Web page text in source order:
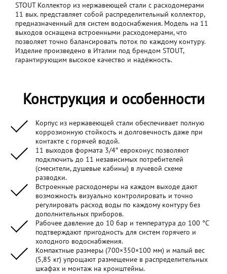
STOUT Коллектор из нержавеющей стали с расходомерами
11 вых. представляет собой распределительный коллектор,
предназначенный для систем водоснабжения. Модель на 11
выходов оснащена встроенными расходомерами, что
позволяет точно балансировать поток по каждому контуру.
Изделие произведено в Италии под брендом STOUT,
гарантирующим высокое качество и надёжность.
Конструкция и особенности
Корпус из нержавеющей стали обеспечивает полную
коррозионную стойкость и долговечность даже при
контакте с горячей водой.
11 выходов формата 3/4″ евроконус позволяют
подключить до 11 независимых потребителей
(смесители, душевые кабины) в лучевой схеме
разводки.
Встроенные расходомеры на каждом выходе дают
возможность визуально контролировать и точно
регулировать расход воды по каждому контуру без
дополнительных приборов.
Рабочее давление до 10 бар и температура до 100 °C
подтверждают пригодность для систем горячего и
холодного водоснабжения.
Компактные размеры (700×350×100 мм) и малый вес
(5,85 кг) упрощают размещение в распределительных
шкафах и монтаж на кронштейны.